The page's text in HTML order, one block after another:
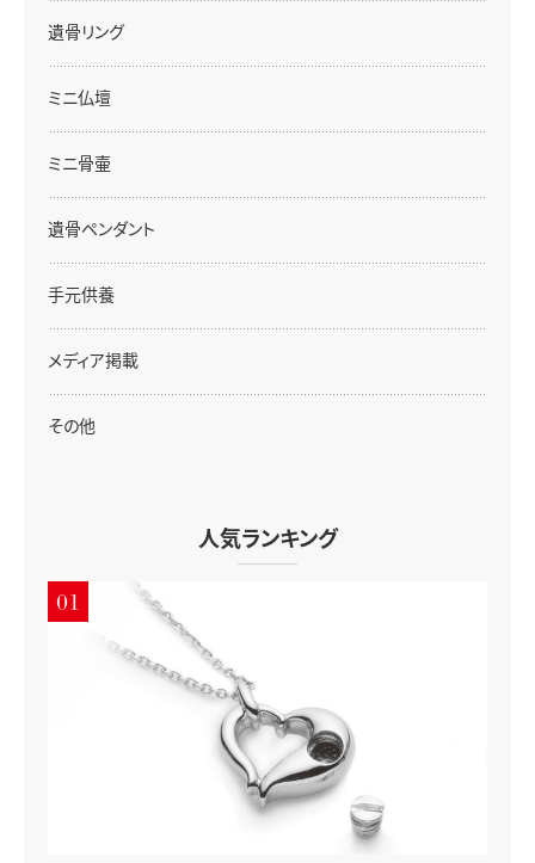
遺骨リング
ミニ仏壇
ミニ骨壷
遺骨ペンダント
手元供養
メディア掲載
その他
人気ランキング
01